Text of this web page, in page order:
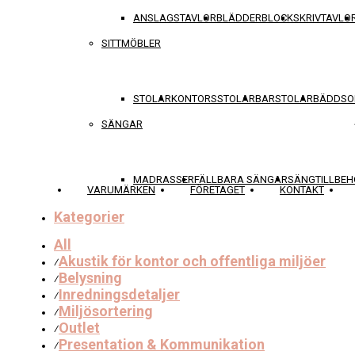
ANSLAGSTAVLORBLÄDDERBLOCK
SITTMÖBLER
STOLARKONTORSSTOLARBARSTOLAR
SÄNGAR
MADRASSERFÄLLBARA SÄNGAR
VARUMÄRKEN FÖRETAGET KONTAKT
Kategorier
All
⁄Akustik för kontor och offentliga miljöer
⁄Belysning
⁄Inredningsdetaljer
⁄Miljösortering
⁄Outlet
⁄Presentation & Kommunikation